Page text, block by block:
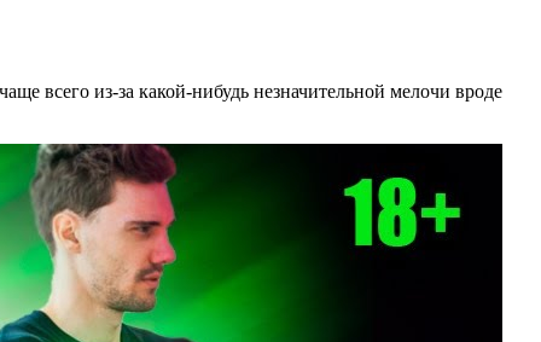
всего из-за какой-нибудь незначительной мелочи вроде